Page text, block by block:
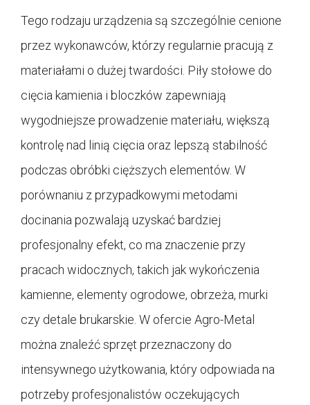
Tego rodzaju urządzenia są szczególnie cenione
przez wykonawców, którzy regularnie pracują z
materiałami o dużej twardości. Piły stołowe do
cięcia kamienia i bloczków zapewniają
wygodniejsze prowadzenie materiału, większą
kontrolę nad linią cięcia oraz lepszą stabilność
podczas obróbki cięższych elementów. W
porównaniu z przypadkowymi metodami
docinania pozwalają uzyskać bardziej
profesjonalny efekt, co ma znaczenie przy
pracach widocznych, takich jak wykończenia
kamienne, elementy ogrodowe, obrzeża, murki
czy detale brukarskie. W ofercie Agro-Metal
można znaleźć sprzęt przeznaczony do
intensywnego użytkowania, który odpowiada na
potrzeby profesjonalistów oczekujących